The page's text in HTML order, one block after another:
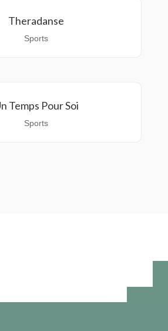
Theradanse
Sports
Temps Pour Soi
Sports